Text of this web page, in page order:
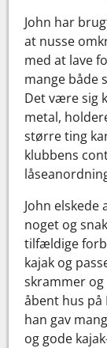
John har
at nusse
med at lave
mange både
Det være sig
metal,
større ting
klubbens
John elskede
noget og
tilfældige
kajak og
skrammer
åbent hus på
han gav
og gode